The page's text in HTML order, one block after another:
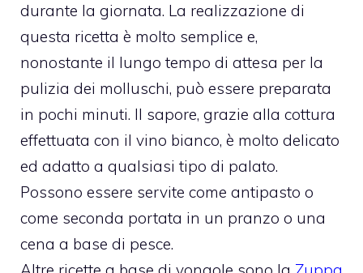
durante la giornata. La realizzazione di
questa ricetta è molto semplice e,
nonostante il lungo tempo di attesa per la
pulizia dei molluschi, può essere preparata
in pochi minuti. Il sapore, grazie alla cottura
effettuata con il vino bianco, è molto delicato
ed adatto a qualsiasi tipo di palato.
Possono essere servite come antipasto o
come seconda portata in un pranzo o una
cena a base di pesce.